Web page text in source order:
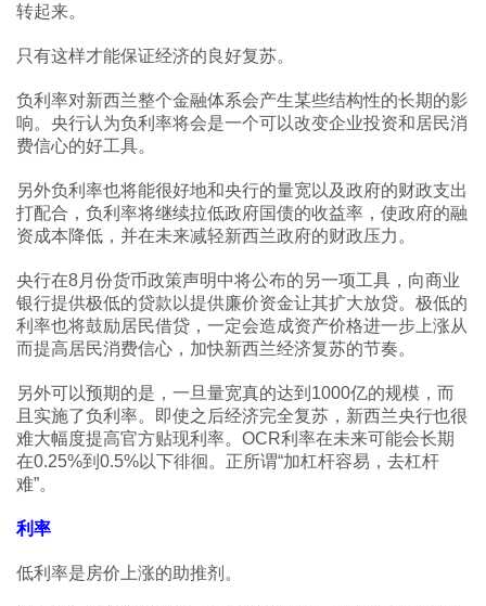
转起来。
只有这样才能保证经济的良好复苏。
负利率对新西兰整个金融体系会产生某些结构性的长期的影
响。央行认为负利率将会是一个可以改变企业投资和居民消
费信心的好工具。
另外负利率也将能很好地和央行的量宽以及政府的财政支出
打配合，负利率将继续拉低政府国债的收益率，使政府的融
资成本降低，并在未来减轻新西兰政府的财政压力。
央行在8月份货币政策声明中将公布的另一项工具，向商业
银行提供极低的贷款以提供廉价资金让其扩大放贷。极低的
利率也将鼓励居民借贷，一定会造成资产价格进一步上涨从
而提高居民消费信心，加快新西兰经济复苏的节奏。
另外可以预期的是，一旦量宽真的达到1000亿的规模，而
且实施了负利率。即使之后经济完全复苏，新西兰央行也很
难大幅度提高官方贴现利率。OCR利率在未来可能会长期
在0.25%到0.5%以下徘徊。正所谓“加杠杆容易，去杠杆
难”。
利率
低利率是房价上涨的助推剂。